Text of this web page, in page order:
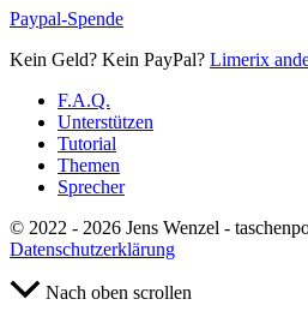
Paypal-Spende
Kein Geld? Kein PayPal? Limerix
F.A.Q.
Unterstützen
Tutorial
Themen
Sprecher
© 2022 - 2026 Jens Wenzel -
Datenschutzerklärung
Nach oben scrollen